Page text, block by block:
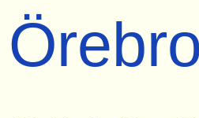
Örebro